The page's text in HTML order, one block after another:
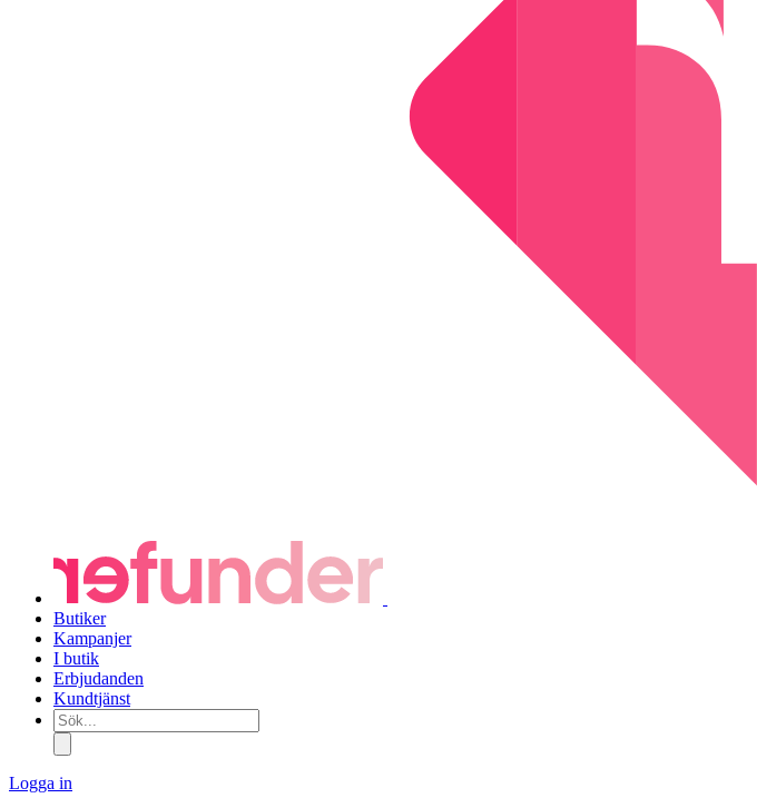
Butiker
Kampanjer
I butik
Erbjudanden
Kundtjänst
Sök...
Logga in